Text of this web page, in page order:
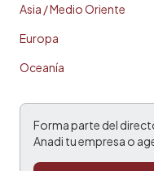
Asia / Medio Oriente
Europa
Oceanía
Forma parte del
Anadi tu empresa o